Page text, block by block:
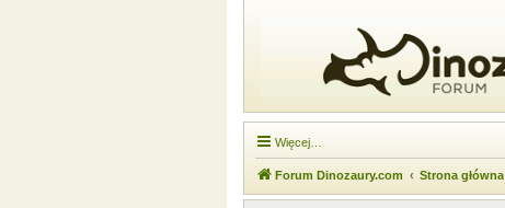
Więcej…
Forum Dinozaury.com Strona główna